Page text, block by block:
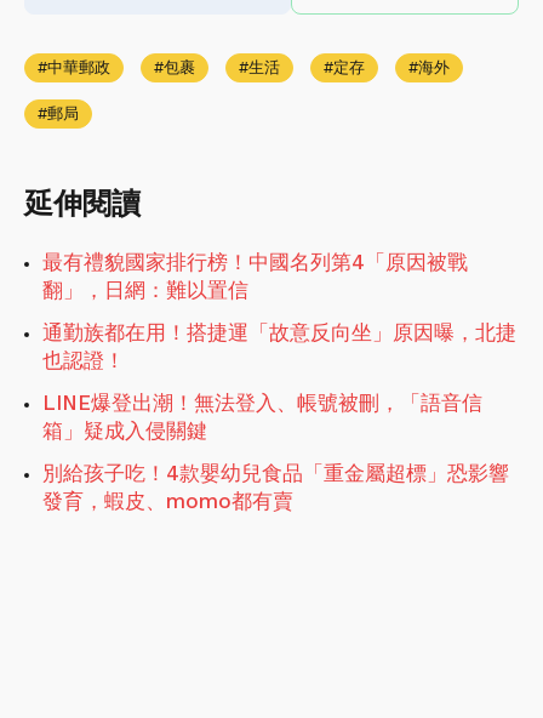
中華郵政 包裹 生活 定存 海外
郵局
延伸閱讀
最有禮貌國家排行榜！中國名列第4「原因被戰
翻」，日網：難以置信
通勤族都在用！搭捷運「故意反向坐」原因曝，北捷
也認證！
LINE爆登出潮！無法登入、帳號被刪，「語音信
箱」疑成入侵關鍵
別給孩子吃！4款嬰幼兒食品「重金屬超標」恐影響
發育，蝦皮、momo都有賣